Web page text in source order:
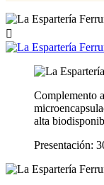

Complemento
alta
Presentación: